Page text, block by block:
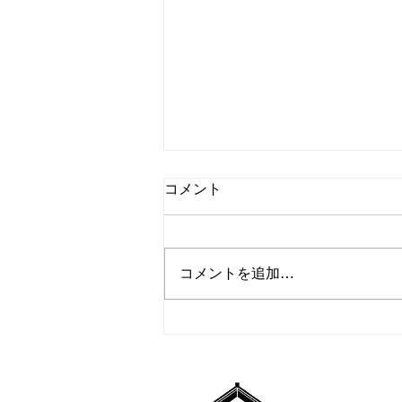
8月営業のお知らせ
コメント
コメントを追加…